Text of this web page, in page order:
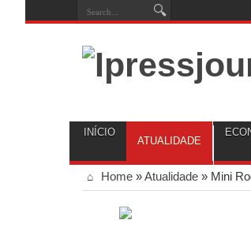
INÍCIO
ATUALIDADE
Home »Atualidade » Mini